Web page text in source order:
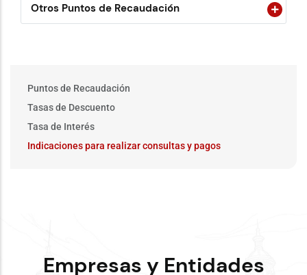
Otros Puntos de Recaudación
Main
Puntos de Recaudación
Tasas de Descuento
Tasa de Interés
Indicaciones para realizar consultas y pagos
Empresas y Entidades